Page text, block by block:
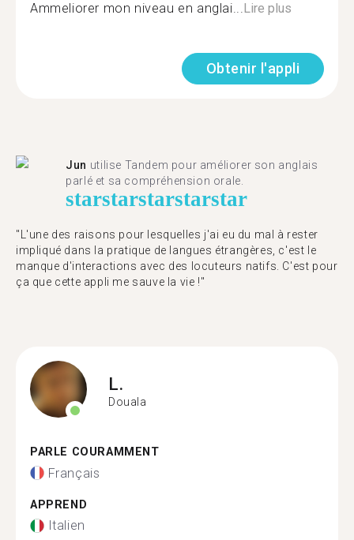
Ammeliorer mon niveau en anglai...Lire plus
Obtenir l'appli
Jun utilise Tandem pour améliorer son anglais
parlé et sa compréhension orale.
starstarstarstarstar
"L'une des raisons pour lesquelles j'ai eu du mal à rester
impliqué dans la pratique de langues étrangères, c'est le
manque d'interactions avec des locuteurs natifs. C'est pour
ça que cette appli me sauve la vie !"
L.
Douala
PARLE COURAMMENT
Français
APPREND
Italien